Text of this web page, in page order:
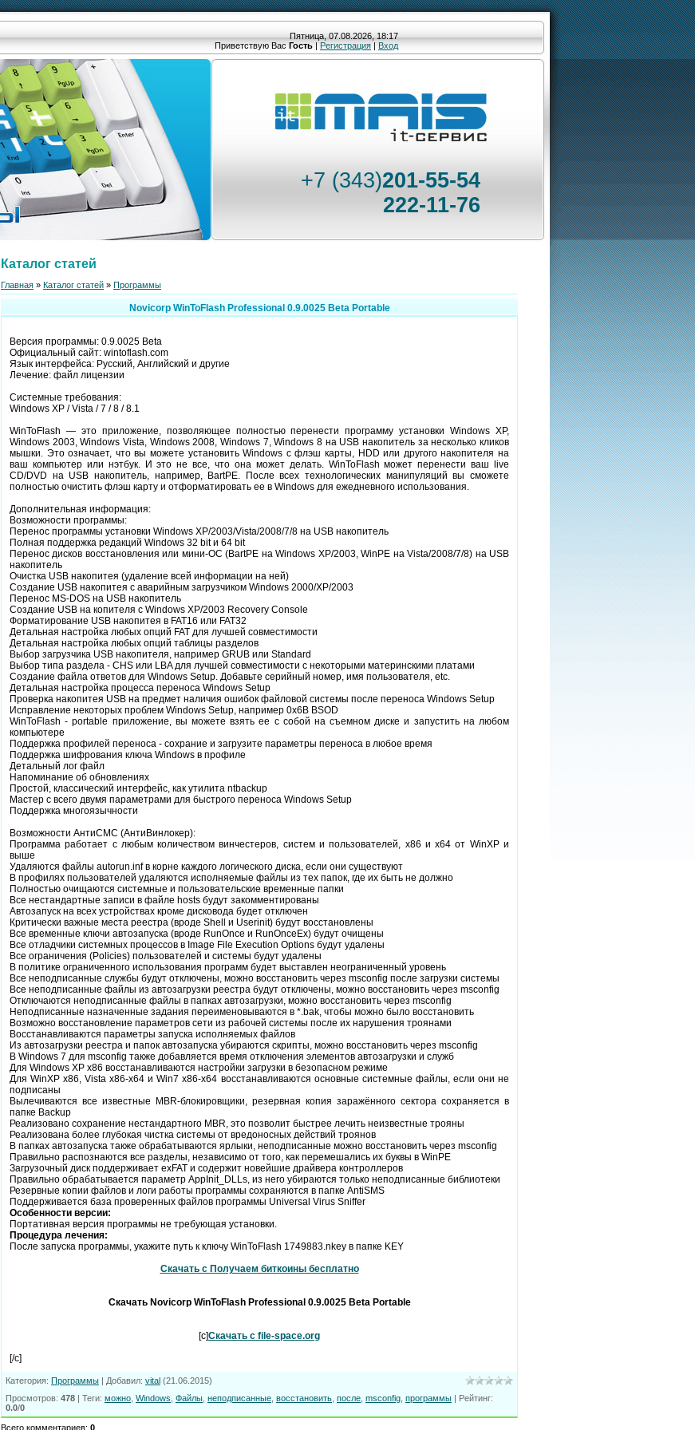
Пятница, 07.08.2026, 18:17
Приветствую Вас Гость | Регистрация | Вход
+7 (343)201-55-54
222-11-76
Каталог статей
Главная » Каталог статей » Программы
Novicorp WinToFlash Professional 0.9.0025 Beta Portable
Версия программы: 0.9.0025 Beta
Официальный сайт: wintoflash.com
Язык интерфейса: Русский, Английский и другие
Лечение: файл лицензии
Системные требования:
Windows XP / Vista / 7 / 8 / 8.1
WinToFlash — это приложение, позволяющее полностью перенести программу установки Windows XP,
Windows 2003, Windows Vista, Windows 2008, Windows 7, Windows 8 на USB накопитель за несколько кликов
мышки. Это означает, что вы можете установить Windows с флэш карты, HDD или другого накопителя на
ваш компьютер или нэтбук. И это не все, что она может делать. WinToFlash может перенести ваш live
CD/DVD на USB накопитель, например, BartPE. После всех технологических манипуляций вы сможете
полностью очистить флэш карту и отформатировать ее в Windows для ежедневного использования.
Дополнительная информация:
Возможности программы:
Перенос программы установки Windows XP/2003/Vista/2008/7/8 на USB накопитель
Полная поддержка редакций Windows 32 bit и 64 bit
Перенос дисков восстановления или мини-ОС (BartPE на Windows XP/2003, WinPE на Vista/2008/7/8) на USB
накопитель
Очистка USB накопитея (удаление всей информации на ней)
Создание USB накопитея с аварийным загрузчиком Windows 2000/XP/2003
Перенос MS-DOS на USB накопитель
Создание USB на копителя с Windows XP/2003 Recovery Console
Форматирование USB накопитея в FAT16 или FAT32
Детальная настройка любых опций FAT для лучшей совместимости
Детальная настройка любых опций таблицы разделов
Выбор загрузчика USB накопителя, например GRUB или Standard
Выбор типа раздела - CHS или LBA для лучшей совместимости с некоторыми материнскими платами
Создание файла ответов для Windows Setup. Добавьте серийный номер, имя пользователя, etc.
Детальная настройка процесса переноса Windows Setup
Проверка накопитея USB на предмет наличия ошибок файловой системы после переноса Windows Setup
Исправление некоторых проблем Windows Setup, например 0x6B BSOD
WinToFlash - portable приложение, вы можете взять ее с собой на съемном диске и запустить на любом
компьютере
Поддержка профилей переноса - сохрание и загрузите параметры переноса в любое время
Поддержка шифрования ключа Windows в профиле
Детальный лог файл
Напоминание об обновлениях
Простой, классический интерфейс, как утилита ntbackup
Мастер с всего двумя параметрами для быстрого переноса Windows Setup
Поддержка многоязычности
Возможности АнтиСМС (АнтиВинлокер):
Программа работает с любым количеством винчестеров, систем и пользователей, x86 и x64 от WinXP и
выше
Удаляются файлы autorun.inf в корне каждого логического диска, если они существуют
В профилях пользователей удаляются исполняемые файлы из тех папок, где их быть не должно
Полностью очищаются системные и пользовательские временные папки
Все нестандартные записи в файле hosts будут закомментированы
Автозапуск на всех устройствах кроме дисковода будет отключен
Критически важные места реестра (вроде Shell и Userinit) будут восстановлены
Все временные ключи автозапуска (вроде RunOnce и RunOnceEx) будут очищены
Все отладчики системных процессов в Image File Execution Options будут удалены
Все ограничения (Policies) пользователей и системы будут удалены
В политике ограниченного использования программ будет выставлен неограниченный уровень
Все неподписанные службы будут отключены, можно восстановить через msconfig после загрузки системы
Все неподписанные файлы из автозагрузки реестра будут отключены, можно восстановить через msconfig
Отключаются неподписанные файлы в папках автозагрузки, можно восстановить через msconfig
Неподписанные назначенные задания переименовываются в *.bak, чтобы можно было восстановить
Возможно восстановление параметров сети из рабочей системы после их нарушения троянами
Восстанавливаются параметры запуска исполняемых файлов
Из автозагрузки реестра и папок автозапуска убираются скрипты, можно восстановить через msconfig
В Windows 7 для msconfig также добавляется время отключения элементов автозагрузки и служб
Для Windows XP x86 восстанавливаются настройки загрузки в безопасном режиме
Для WinXP x86, Vista x86-x64 и Win7 x86-x64 восстанавливаются основные системные файлы, если они не
подписаны
Вылечиваются все известные MBR-блокировщики, резервная копия заражённого сектора сохраняется в
папке Backup
Реализовано сохранение нестандартного MBR, это позволит быстрее лечить неизвестные трояны
Реализована более глубокая чистка системы от вредоносных действий троянов
В папках автозапуска также обрабатываются ярлыки, неподписанные можно восстановить через msconfig
Правильно распознаются все разделы, независимо от того, как перемешались их буквы в WinPE
Загрузочный диск поддерживает exFAT и содержит новейшие драйвера контроллеров
Правильно обрабатывается параметр AppInit_DLLs, из него убираются только неподписанные библиотеки
Резервные копии файлов и логи работы программы сохраняются в папке AntiSMS
Поддерживается база проверенных файлов программы Universal Virus Sniffer
Особенности версии:
Портативная версия программы не требующая установки.
Процедура лечения:
После запуска программы, укажите путь к ключу WinToFlash 1749883.nkey в папке KEY
Скачать с Получаем биткоины бесплатно
Скачать Novicorp WinToFlash Professional 0.9.0025 Beta Portable
[c]Скачать с file-space.org
[/c]
Категория: Программы Добавил: vital (21.06.2015)
Просмотров: 478 Теги: можно Windows Файлы неподписанные восстановить после msconfig программы Рейтинг:
0.0/0
Всего комментариев: 0